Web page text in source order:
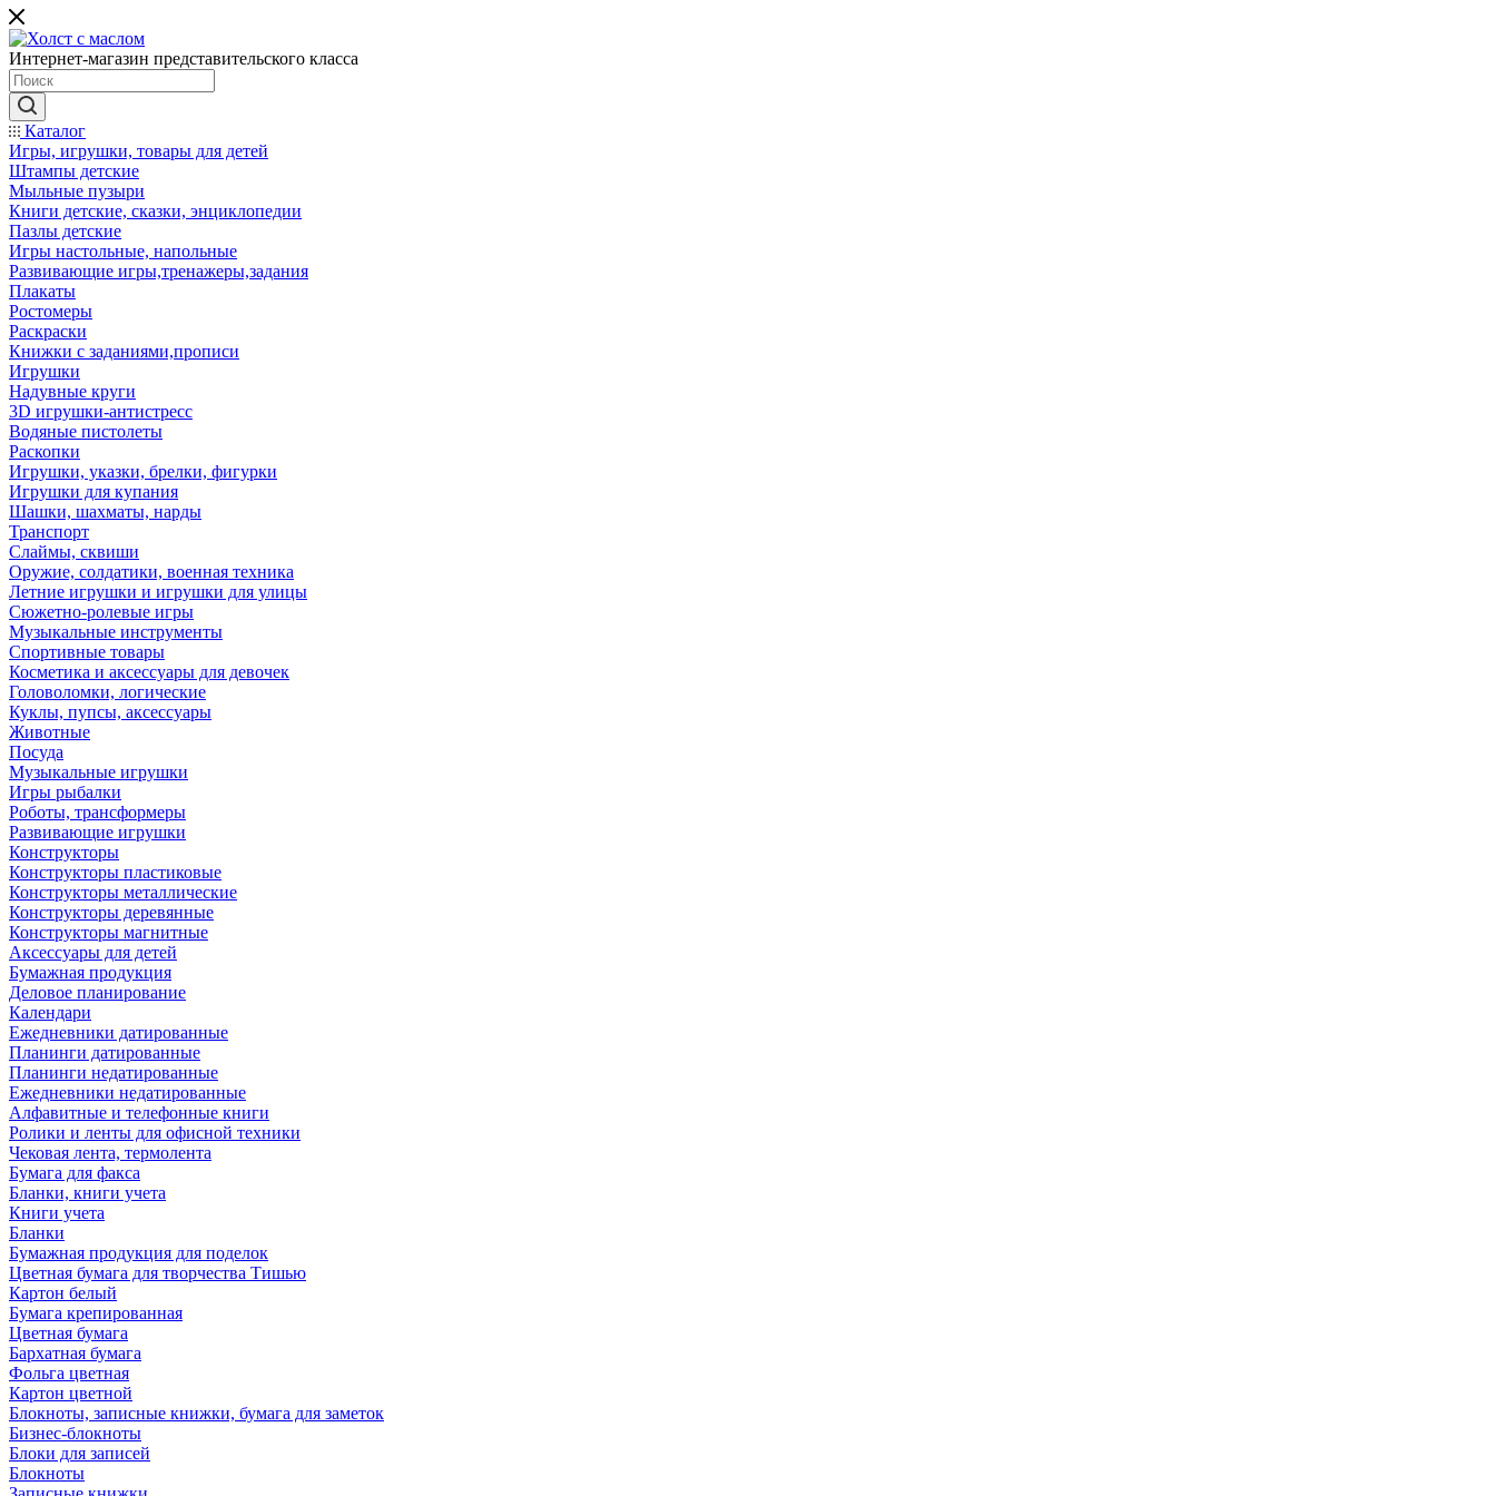
Интернет-магазин представительского класса
Каталог
Игры, игрушки, товары для детей
Штампы детские
Мыльные пузыри
Книги детские, сказки, энциклопедии
Пазлы детские
Игры настольные, напольные
Развивающие игры,тренажеры,задания
Плакаты
Ростомеры
Раскраски
Книжки с заданиями,прописи
Игрушки
Надувные круги
3D игрушки-антистресс
Водяные пистолеты
Раскопки
Игрушки, указки, брелки, фигурки
Игрушки для купания
Шашки, шахматы, нарды
Транспорт
Слаймы, сквиши
Оружие, солдатики, военная техника
Летние игрушки и игрушки для улицы
Сюжетно-ролевые игры
Музыкальные инструменты
Спортивные товары
Косметика и аксессуары для девочек
Головоломки, логические
Куклы, пупсы, аксессуары
Животные
Посуда
Музыкальные игрушки
Игры рыбалки
Роботы, трансформеры
Развивающие игрушки
Конструкторы
Конструкторы пластиковые
Конструкторы металлические
Конструкторы деревянные
Конструкторы магнитные
Аксессуары для детей
Бумажная продукция
Деловое планирование
Календари
Ежедневники датированные
Планинги датированные
Планинги недатированные
Ежедневники недатированные
Алфавитные и телефонные книги
Ролики и ленты для офисной техники
Чековая лента, термолента
Бумага для факса
Бланки, книги учета
Книги учета
Бланки
Бумажная продукция для поделок
Цветная бумага для творчества Тишью
Картон белый
Бумага крепированная
Цветная бумага
Бархатная бумага
Фольга цветная
Картон цветной
Блокноты, записные книжки, бумага для заметок
Бизнес-блокноты
Блоки для записей
Блокноты